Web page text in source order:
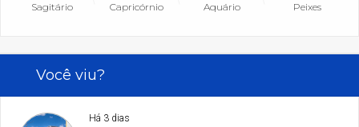
Sagitário Capricórnio Aquário Peixes
Você viu?
Há 3 dias